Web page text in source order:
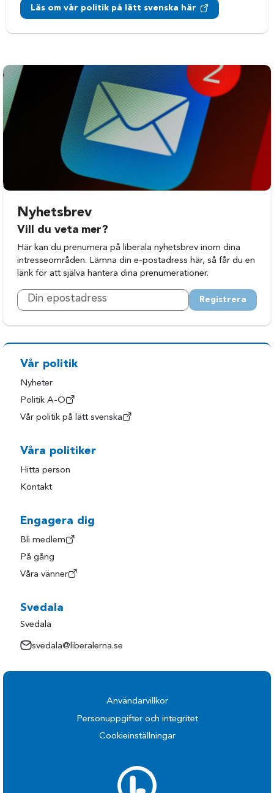
Läs om vår politik på lätt svenska här
Nyhetsbrev
Vill du veta mer?
Här kan du prenumera på liberala nyhetsbrev inom dina
intresseområden. Lämna din e-postadress här, så får du en
länk för att själva hantera dina prenumerationer.
Registrera
Vår politik
Nyheter
Politik A-Ö
Vår politik på lätt svenska
Våra politiker
Hitta person
Kontakt
Engagera dig
Bli medlem
På gång
Våra vänner
Svedala
Svedala
svedala@liberalerna.se
Användarvillkor
Personuppgifter och integritet
Cookieinställningar